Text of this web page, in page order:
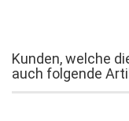
Kunden, welche
auch folgende